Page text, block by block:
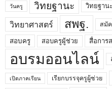
วันครู วิทยฐานะ วิทยฐาน
วิทยาศาสตร์ สพฐ. สมั
สอบครู สอบครูผู้ช่วย สื่อการ
อบรมออนไลน์
เปิดภาคเรียน เรียกบรรจุครูผู้ช่วย